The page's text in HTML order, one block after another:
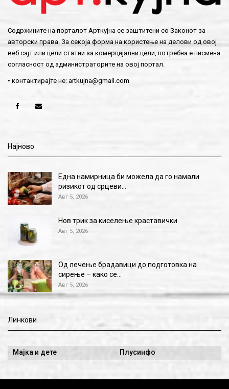
Содржините на порталот Арткујна се заштитени со Законот за
авторски права. За секоја форма на користење на делови од овој
веб сајт или цели статии за комерцијални цели, потребна е писмена
согласност од администраторите на овој портал.
• контактирајте не: artkujna@gmail.com
Најново
Една намирница би можела да го намали
ризикот од срцеви…
Авг 5, 2026
Нов трик за киселење краставички
Авг 5, 2026
Од лечење брадавици до подготовка на
сирење – како се…
Авг 5, 2026
Линкови
Мајка и дете Плусинфо